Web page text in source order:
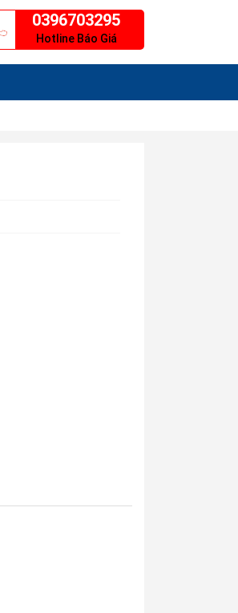
0396703295
Hotline Báo Giá